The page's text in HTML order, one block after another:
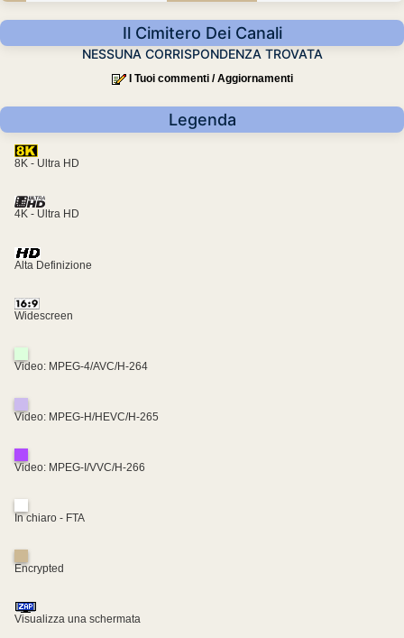
Il Cimitero Dei Canali
NESSUNA CORRISPONDENZA TROVATA
I Tuoi commenti / Aggiornamenti
Legenda
8K - Ultra HD
4K - Ultra HD
Alta Definizione
Widescreen
Video: MPEG-4/AVC/H-264
Video: MPEG-H/HEVC/H-265
Video: MPEG-I/VVC/H-266
In chiaro - FTA
Encrypted
Visualizza una schermata